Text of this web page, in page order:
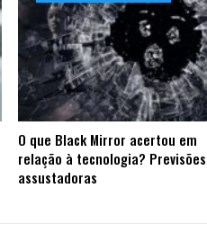
O que Black Mirror acertou em
relação à tecnologia? Previsões
assustadoras